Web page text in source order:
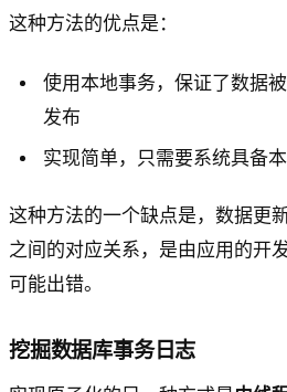
这种方法的优点是：
使用本地事务，保证了数据
发布
实现简单，只需要系统具备
这种方法的一个缺点是，数据更
之间的对应关系，是由应用的开
可能出错。
挖掘数据库事务日志